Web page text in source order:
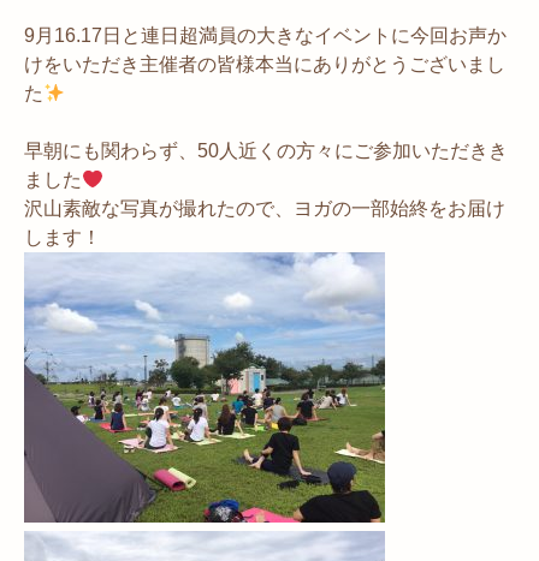
9月16.17日と連日超満員の大きなイベントに今回お声か
けをいただき主催者の皆様本当にありがとうございまし
た
早朝にも関わらず、50人近くの方々にご参加いただきき
ました
沢山素敵な写真が撮れたので、ヨガの一部始終をお届け
します！